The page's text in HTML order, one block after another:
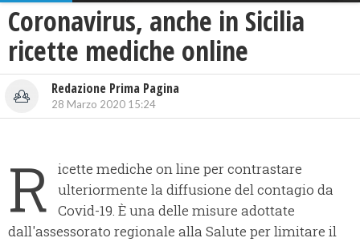
Coronavirus, anche in Sicilia
ricette mediche online
Redazione Prima Pagina
28 Marzo 2020 15:24
R
icette mediche on line per contrastare
ulteriormente la diffusione del contagio da
Covid-19. È una delle misure adottate
dall'assessorato regionale alla Salute per limitare il